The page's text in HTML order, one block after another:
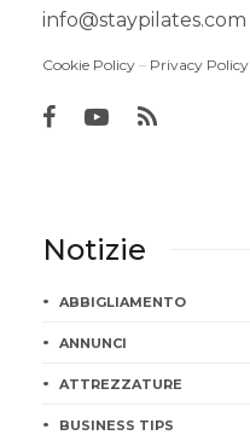
info@staypilates.com
Cookie Policy – Privacy Policy
Notizie
ABBIGLIAMENTO
ANNUNCI
ATTREZZATURE
BUSINESS TIPS